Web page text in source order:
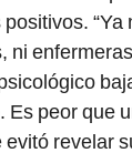
ni
peor que
revelar